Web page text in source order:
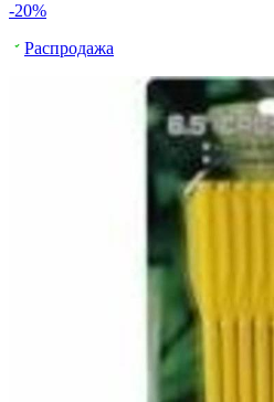
-20%
Распродажа